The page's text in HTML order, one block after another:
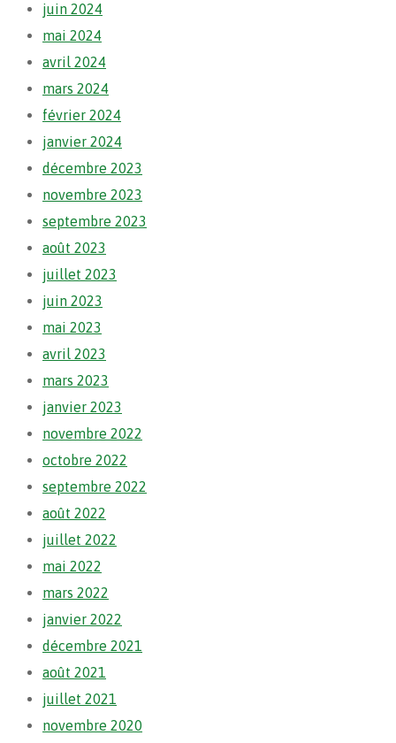
juin 2024
mai 2024
avril 2024
mars 2024
février 2024
janvier 2024
décembre 2023
novembre 2023
septembre 2023
août 2023
juillet 2023
juin 2023
mai 2023
avril 2023
mars 2023
janvier 2023
novembre 2022
octobre 2022
septembre 2022
août 2022
juillet 2022
mai 2022
mars 2022
janvier 2022
décembre 2021
août 2021
juillet 2021
novembre 2020